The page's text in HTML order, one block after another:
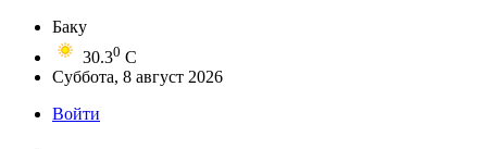
Баку
30.30 C
Суббота, 8 август 2026
Войти